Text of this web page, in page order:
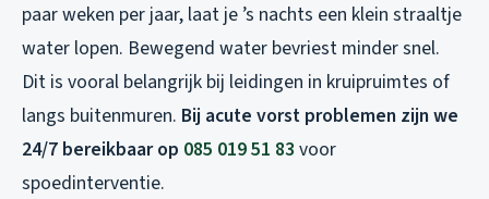
paar weken per jaar, laat je ’s nachts een klein straaltje
water lopen. Bewegend water bevriest minder snel.
Dit is vooral belangrijk bij leidingen in kruipruimtes of
langs buitenmuren. Bij acute vorst problemen zijn we
24/7 bereikbaar op 085 019 51 83 voor
spoedinterventie.